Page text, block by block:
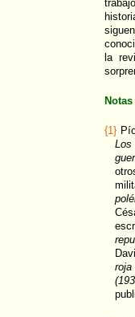
la
Notas
{1}
roja